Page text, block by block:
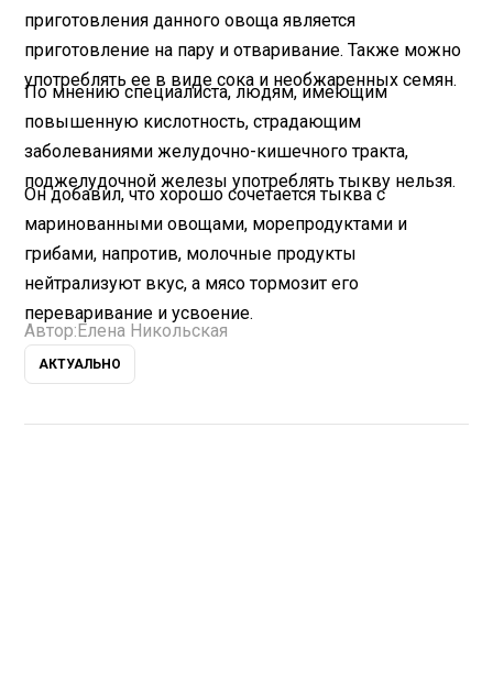
приготовления данного овоща является
приготовление на пару и отваривание. Также можно
употреблять ее в виде сока и необжаренных семян.
По мнению специалиста, людям, имеющим
повышенную кислотность, страдающим
заболеваниями желудочно-кишечного тракта,
поджелудочной железы употреблять тыкву нельзя.
Он добавил, что хорошо сочетается тыква с
маринованными овощами, морепродуктами и
грибами, напротив, молочные продукты
нейтрализуют вкус, а мясо тормозит его
переваривание и усвоение.
Автор: Елена Никольская
АКТУАЛЬНО